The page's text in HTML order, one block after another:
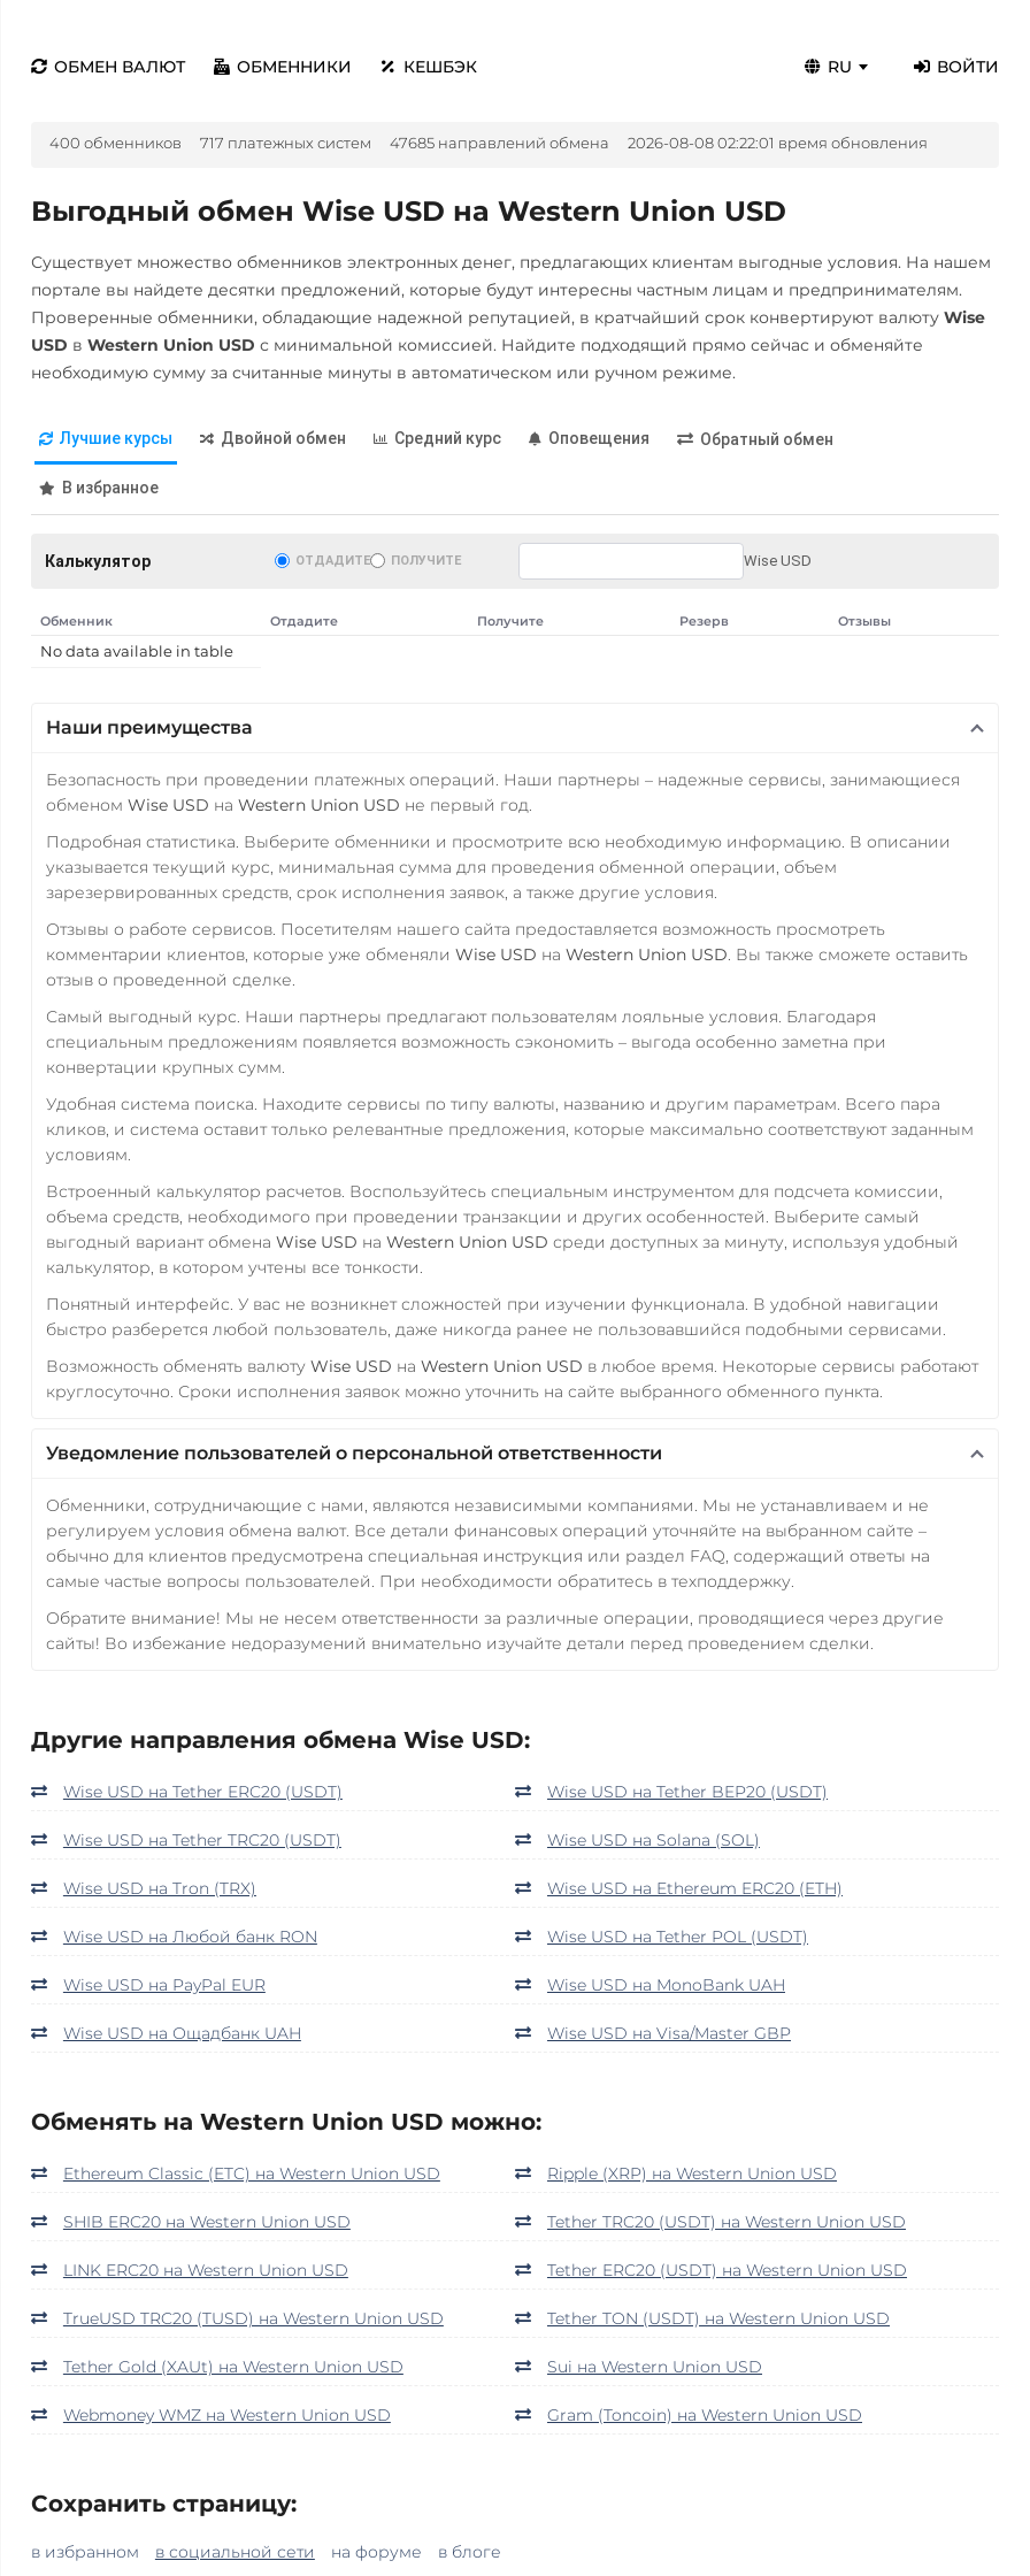
ОБМЕН ВАЛЮТ ОБМЕННИКИ КЕШБЭК RU ВОЙТИ
400 обменников 717 платежных систем 47685 направлений обмена 2026-08-08 02:22:01 время обновления
Выгодный обмен Wise USD на Western Union USD
Существует множество обменников электронных денег, предлагающих клиентам выгодные условия. На нашем
портале вы найдете десятки предложений, которые будут интересны частным лицам и предпринимателям.
Проверенные обменники, обладающие надежной репутацией, в кратчайший срок конвертируют валюту Wise
USD в Western Union USD с минимальной комиссией. Найдите подходящий прямо сейчас и обменяйте
необходимую сумму за считанные минуты в автоматическом или ручном режиме.
Лучшие курсы Двойной обмен Средний курс Оповещения Обратный обмен
В избранное
Калькулятор ОТДАДИТЕ ПОЛУЧИТЕ Wise USD
Обменник Отдадите Получите Резерв Отзывы
No data available in table
Наши преимущества
Безопасность при проведении платежных операций. Наши партнеры – надежные сервисы, занимающиеся
обменом Wise USD на Western Union USD не первый год.
Подробная статистика. Выберите обменники и просмотрите всю необходимую информацию. В описании
указывается текущий курс, минимальная сумма для проведения обменной операции, объем
зарезервированных средств, срок исполнения заявок, а также другие условия.
Отзывы о работе сервисов. Посетителям нашего сайта предоставляется возможность просмотреть
комментарии клиентов, которые уже обменяли Wise USD на Western Union USD. Вы также сможете оставить
отзыв о проведенной сделке.
Самый выгодный курс. Наши партнеры предлагают пользователям лояльные условия. Благодаря
специальным предложениям появляется возможность сэкономить – выгода особенно заметна при
конвертации крупных сумм.
Удобная система поиска. Находите сервисы по типу валюты, названию и другим параметрам. Всего пара
кликов, и система оставит только релевантные предложения, которые максимально соответствуют заданным
условиям.
Встроенный калькулятор расчетов. Воспользуйтесь специальным инструментом для подсчета комиссии,
объема средств, необходимого при проведении транзакции и других особенностей. Выберите самый
выгодный вариант обмена Wise USD на Western Union USD среди доступных за минуту, используя удобный
калькулятор, в котором учтены все тонкости.
Понятный интерфейс. У вас не возникнет сложностей при изучении функционала. В удобной навигации
быстро разберется любой пользователь, даже никогда ранее не пользовавшийся подобными сервисами.
Возможность обменять валюту Wise USD на Western Union USD в любое время. Некоторые сервисы работают
круглосуточно. Сроки исполнения заявок можно уточнить на сайте выбранного обменного пункта.
Уведомление пользователей о персональной ответственности
Обменники, сотрудничающие с нами, являются независимыми компаниями. Мы не устанавливаем и не
регулируем условия обмена валют. Все детали финансовых операций уточняйте на выбранном сайте –
обычно для клиентов предусмотрена специальная инструкция или раздел FAQ, содержащий ответы на
самые частые вопросы пользователей. При необходимости обратитесь в техподдержку.
Обратите внимание! Мы не несем ответственности за различные операции, проводящиеся через другие
сайты! Во избежание недоразумений внимательно изучайте детали перед проведением сделки.
Другие направления обмена Wise USD:
Wise USD на Tether ERC20 (USDT) Wise USD на Tether BEP20 (USDT)
Wise USD на Tether TRC20 (USDT) Wise USD на Solana (SOL)
Wise USD на Tron (TRX) Wise USD на Ethereum ERC20 (ETH)
Wise USD на Любой банк RON Wise USD на Tether POL (USDT)
Wise USD на PayPal EUR Wise USD на MonoBank UAH
Wise USD на Ощадбанк UAH Wise USD на Visa/Master GBP
Обменять на Western Union USD можно:
Ethereum Classic (ETC) на Western Union USD Ripple (XRP) на Western Union USD
SHIB ERC20 на Western Union USD Tether TRC20 (USDT) на Western Union USD
LINK ERC20 на Western Union USD Tether ERC20 (USDT) на Western Union USD
TrueUSD TRC20 (TUSD) на Western Union USD Tether TON (USDT) на Western Union USD
Tether Gold (XAUt) на Western Union USD Sui на Western Union USD
Webmoney WMZ на Western Union USD Gram (Toncoin) на Western Union USD
Сохранить страницу:
в избранном в социальной сети на форуме в блоге